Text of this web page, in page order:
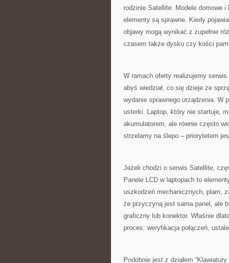
rodzinie Satellite. Modele domowe i
elementy są sprawne. Kiedy
objawy mogą wynikać z zupełnie
czasem także dysku czy kości
W ramach oferty realizujemy
abyś wiedział, co się dzieje ze
wydanie sprawnego urządzenia. W
usterki. Laptop, który nie startuje,
akumulatorem, ale równie często
strzelamy na ślepo – priorytetem
Jeżeli chodzi o serwis Satellite,
Panele LCD w laptopach to
uszkodzeń mechanicznych, plam,
że przyczyną jest sama panel, ale
graficzny lub konektor. Właśnie
proces: weryfikacja połączeń,
Podobnie jest z działem